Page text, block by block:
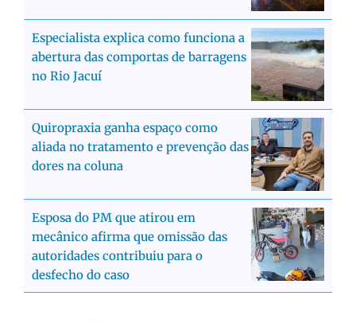
Especialista explica como funciona a
abertura das comportas de barragens
no Rio Jacuí
Quiropraxia ganha espaço como
aliada no tratamento e prevenção das
dores na coluna
Esposa do PM que atirou em
mecânico afirma que omissão das
autoridades contribuiu para o
desfecho do caso